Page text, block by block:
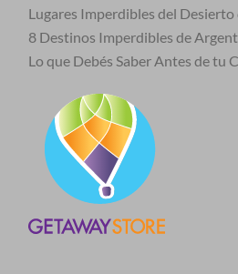
Lugares Imperdibles del Desierto
8 Destinos Imperdibles de
Lo que Debés Saber Antes de tu